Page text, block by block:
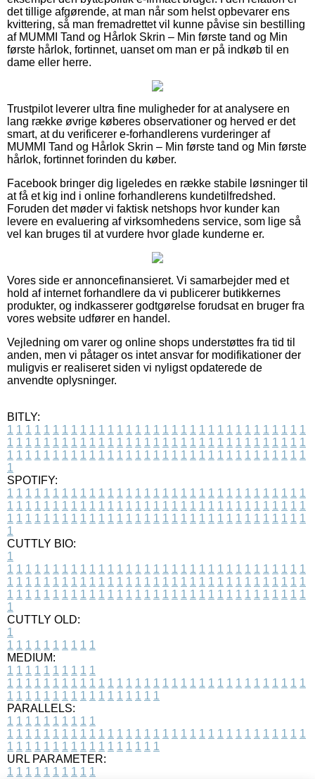
det tillige afgørende, at man når som helst opbevarer ens
kvittering, så man fremadrettet vil kunne påvise sin bestilling
af MUMMI Tand og Hårlok Skrin – Min første tand og Min
første hårlok, fortinnet, uanset om man er på indkøb til en
dame eller herre.
Trustpilot leverer ultra fine muligheder for at analysere en
lang række øvrige køberes observationer og herved er det
smart, at du verificerer e-forhandlerens vurderinger af
MUMMI Tand og Hårlok Skrin – Min første tand og Min første
hårlok, fortinnet forinden du køber.
Facebook bringer dig ligeledes en række stabile løsninger til
at få et kig ind i online forhandlerens kundetilfredshed.
Foruden det møder vi faktisk netshops hvor kunder kan
levere en evaluering af virksomhedens service, som lige så
vel kan bruges til at vurdere hvor glade kunderne er.
Vores side er annoncefinansieret. Vi samarbejder med et
hold af internet forhandlere da vi publicerer butikkernes
produkter, og indkasserer godtgørelse forudsat en bruger fra
vores website udfører en handel.
Vejledning om varer og online shops understøttes fra tid til
anden, men vi påtager os intet ansvar for modifikationer der
muligvis er realiseret siden vi nyligst opdaterede de
anvendte oplysninger.
BITLY:
1 1 1 1 1 1 1 1 1 1 1 1 1 1 1 1 1 1 1 1 1 1 1 1 1 1 1 1 1 1 1 1 1
1 1 1 1 1 1 1 1 1 1 1 1 1 1 1 1 1 1 1 1 1 1 1 1 1 1 1 1 1 1 1 1 1
1 1 1 1 1 1 1 1 1 1 1 1 1 1 1 1 1 1 1 1 1 1 1 1 1 1 1 1 1 1 1 1 1
1
SPOTIFY:
1 1 1 1 1 1 1 1 1 1 1 1 1 1 1 1 1 1 1 1 1 1 1 1 1 1 1 1 1 1 1 1 1
1 1 1 1 1 1 1 1 1 1 1 1 1 1 1 1 1 1 1 1 1 1 1 1 1 1 1 1 1 1 1 1 1
1 1 1 1 1 1 1 1 1 1 1 1 1 1 1 1 1 1 1 1 1 1 1 1 1 1 1 1 1 1 1 1 1
1
CUTTLY BIO:
1
1 1 1 1 1 1 1 1 1 1 1 1 1 1 1 1 1 1 1 1 1 1 1 1 1 1 1 1 1 1 1 1 1
1 1 1 1 1 1 1 1 1 1 1 1 1 1 1 1 1 1 1 1 1 1 1 1 1 1 1 1 1 1 1 1 1
1 1 1 1 1 1 1 1 1 1 1 1 1 1 1 1 1 1 1 1 1 1 1 1 1 1 1 1 1 1 1 1 1
1
CUTTLY OLD:
1
1 1 1 1 1 1 1 1 1 1
MEDIUM:
1 1 1 1 1 1 1 1 1 1
1 1 1 1 1 1 1 1 1 1 1 1 1 1 1 1 1 1 1 1 1 1 1 1 1 1 1 1 1 1 1 1 1
1 1 1 1 1 1 1 1 1 1 1 1 1 1 1 1 1
PARALLELS:
1 1 1 1 1 1 1 1 1 1
1 1 1 1 1 1 1 1 1 1 1 1 1 1 1 1 1 1 1 1 1 1 1 1 1 1 1 1 1 1 1 1 1
1 1 1 1 1 1 1 1 1 1 1 1 1 1 1 1 1
URL PARAMETER:
1 1 1 1 1 1 1 1 1 1